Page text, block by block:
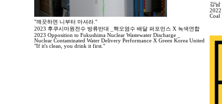
"깨끗하면 니부터 마셔라."
2023 후쿠시마원전수 방류반대 _핵오염수 배달 퍼포먼스 X 녹색연합
2023 Opposition to Fukushima Nuclear Wastewater Discharge _
Nuclear Contaminated Water Delivery Performance X Green Korea United
"If it's clean, you drink it first."
강남
Coal